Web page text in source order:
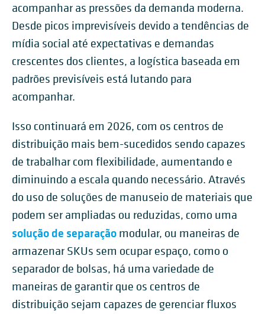
acompanhar as pressões da demanda moderna.
Desde picos imprevisíveis devido a tendências de
mídia social até expectativas e demandas
crescentes dos clientes, a logística baseada em
padrões previsíveis está lutando para
acompanhar.
Isso continuará em 2026, com os centros de
distribuição mais bem-sucedidos sendo capazes
de trabalhar com flexibilidade, aumentando e
diminuindo a escala quando necessário. Através
do uso de soluções de manuseio de materiais que
podem ser ampliadas ou reduzidas, como uma
solução de separação modular, ou maneiras de
armazenar SKUs sem ocupar espaço, como o
separador de bolsas, há uma variedade de
maneiras de garantir que os centros de
distribuição sejam capazes de gerenciar fluxos